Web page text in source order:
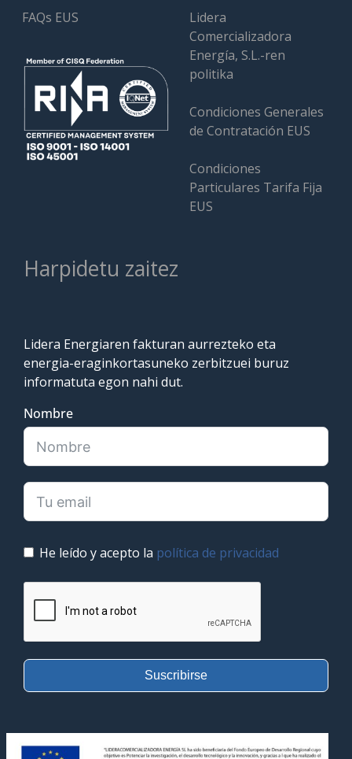
FAQs EUS
Lidera
Comercializadora
Energía, S.L.-ren
politika
Condiciones Generales
de Contratación EUS
Condiciones
Particulares Tarifa Fija
EUS
Harpidetu zaitez
Lidera Energiaren fakturan aurrezteko eta
energia-eraginkortasuneko zerbitzuei buruz
informatuta egon nahi dut.
Nombre
He leído y acepto la política de privacidad
Suscribirse